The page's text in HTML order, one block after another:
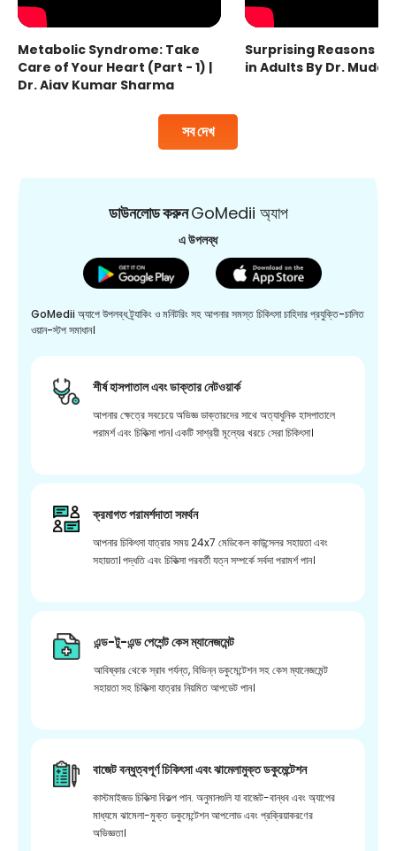
সব দেখ
Metabolic Syndrome: Take
Care of Your Heart (Part - 1) |
Dr. Ajay Kumar Sharma
Surprising Reasons
in Adults By Dr.
ডাউনলোড করুনGoMedii অ্যাপ
এ উপলব্ধ
GoMedii অ্যাপে উপলব্ধ ট্র্যাকিং ও মনিটরিং সহ আপনার সমস্ত চিকিৎসা চাহিদার প্রযুক্তি-চালিত
ওয়ান-স্টপ সমাধান।
শীর্ষ হাসপাতাল এবং ডাক্তার নেটওয়ার্ক
আপনার ক্ষেত্রে সবচেয়ে অভিজ্ঞ ডাক্তারদের সাথে অত্যাধুনিক হাসপাতালে
পরামর্শ এবং চিকিত্সা পান। একটি সাশ্রয়ী মূল্যের খরচে সেরা চিকিৎসা।
ক্রমাগত পরামর্শদাতা সমর্থন
আপনার চিকিৎসা যাত্রার সময় 24x7 মেডিকেল কাউন্সেলর সহায়তা এবং
সহায়তা। পদ্ধতি এবং চিকিত্সা পরবর্তী যত্ন সম্পর্কে সর্বদা পরামর্শ পান।
এন্ড-টু-এন্ড পেশেন্ট কেস ম্যানেজমেন্ট
আবিষ্কার থেকে স্রাব পর্যন্ত, বিভিন্ন ডকুমেন্টেশন সহ কেস ম্যানেজমেন্ট
সহায়তা সহ চিকিত্সা যাত্রার নিয়মিত আপডেট পান।
বাজেট বন্ধুত্বপূর্ণ চিকিৎসা এবং ঝামেলামুক্ত ডকুমেন্টেশন
কাস্টমাইজড চিকিত্সা বিকল্প পান. অনুমানগুলি যা বাজেট-বান্ধব এবং অ্যাপের
মাধ্যমে ঝামেলা-মুক্ত ডকুমেন্টেশন আপলোড এবং প্রক্রিয়াকরণের
অভিজ্ঞতা।